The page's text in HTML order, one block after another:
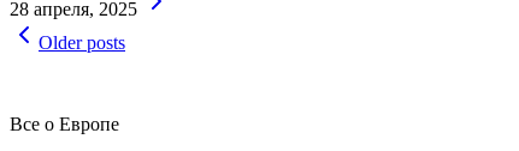
28 апреля, 2025
Навигация
Older posts
Все о Европе